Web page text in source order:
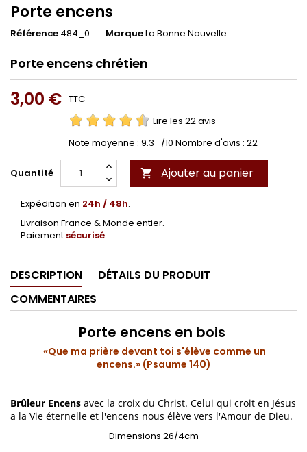
Porte encens
Référence 484_0 MarqueLa Bonne Nouvelle
Porte encens chrétien
3,00 € TTC
Lire les 22 avis
Note moyenne : 9.3 /10 Nombre d'avis : 22
Quantité  Ajouter au panier
Expédition en 24h / 48h.
Livraison France & Monde entier.
Paiement sécurisé
DESCRIPTION
DÉTAILS DU PRODUIT
COMMENTAIRES
Porte encens en bois
«Que ma prière devant toi s'élève comme un
encens.» (Psaume 140)
Brûleur Encens avec la croix du Christ. Celui qui croit en Jésus
a la Vie éternelle et l'encens nous élève vers l'Amour de Dieu.
Dimensions 26/4cm